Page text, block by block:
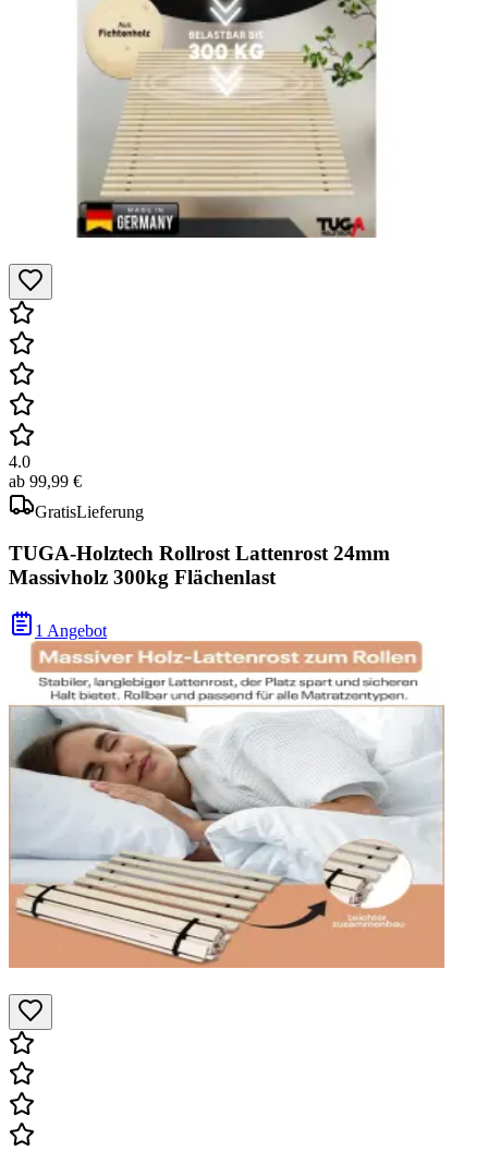
4.0
ab 99,99 €
GratisLieferung
TUGA-Holztech Rollrost Lattenrost 24mm
Massivholz 300kg Flächenlast
1 Angebot